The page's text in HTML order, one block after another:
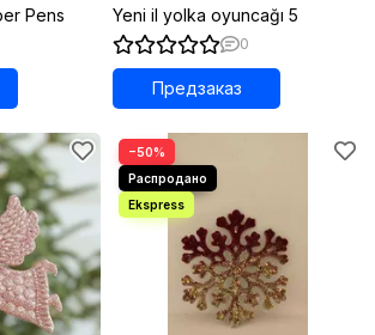
Pens
Yeni il yolka oyuncağı 5
0
Предзаказ
−50%